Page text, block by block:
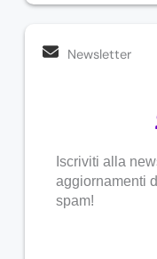
Newsletter
Iscriviti alla
aggiornamenti
spam!